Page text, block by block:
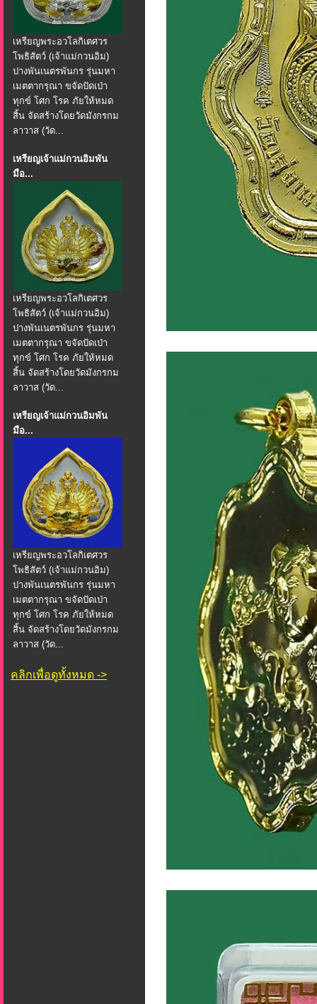
เหรียญพระอวโลกิเตศวร
โพธิสัตว์ (เจ้าแม่กวนอิม)
ปางพันเนตรพันกร รุ่นมหา
เมตตากรุณา ขจัดปัดเป่า
ทุกข์ โศก โรค ภัยให้หมด
สิ้น จัดสร้างโดยวัดมังกรกม
ลาวาส (วัด...
เหรียญเจ้าแม่กวนอิมพัน
มือ...
เหรียญพระอวโลกิเตศวร
โพธิสัตว์ (เจ้าแม่กวนอิม)
ปางพันเนตรพันกร รุ่นมหา
เมตตากรุณา ขจัดปัดเป่า
ทุกข์ โศก โรค ภัยให้หมด
สิ้น จัดสร้างโดยวัดมังกรกม
ลาวาส (วัด...
เหรียญเจ้าแม่กวนอิมพัน
มือ...
เหรียญพระอวโลกิเตศวร
โพธิสัตว์ (เจ้าแม่กวนอิม)
ปางพันเนตรพันกร รุ่นมหา
เมตตากรุณา ขจัดปัดเป่า
ทุกข์ โศก โรค ภัยให้หมด
สิ้น จัดสร้างโดยวัดมังกรกม
ลาวาส (วัด...
คลิกเพื่อดูทั้งหมด ->